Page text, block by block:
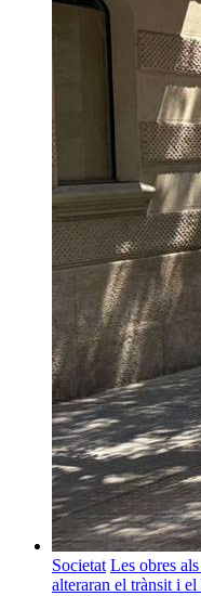
Societat Les obres
alteraran el trànsit i